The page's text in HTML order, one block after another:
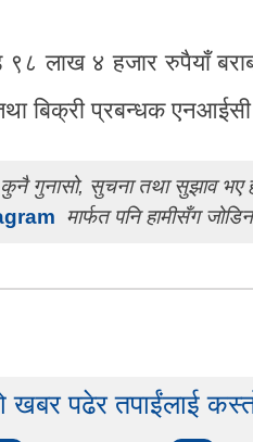
९८ लाख ४ हजार रुपैयाँ
बिक्री प्रबन्धक
गुनासो, सुचना तथा सुझाव भए
मार्फत पनि हामीसँग
खबर पढेर तपाईंलाई